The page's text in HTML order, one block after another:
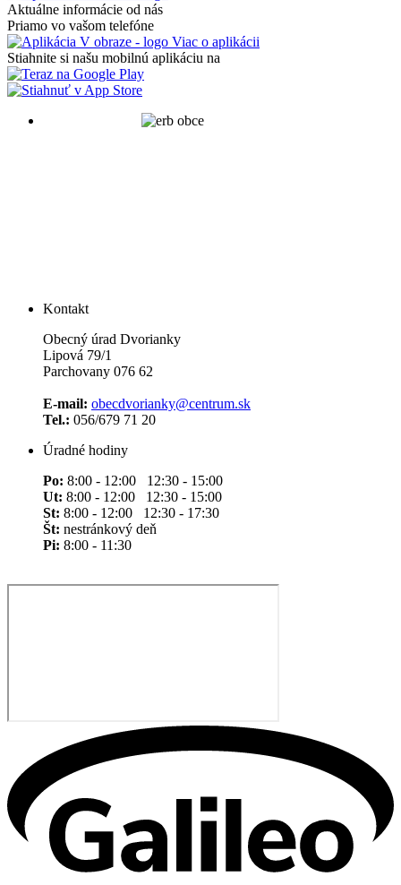
Aktuálne informácie od nás
Priamo vo vašom telefóne
Viac o aplikácii
Stiahnite si našu mobilnú aplikáciu na
Kontakt
Obecný úrad Dvorianky
Lipová 79/1
Parchovany 076 62
E-mail: obecdvorianky@centrum.sk
Tel.: 056/679 71 20
Úradné hodiny
Po: 8:00 - 12:00 12:30 - 15:00
Ut: 8:00 - 12:00 12:30 - 15:00
St: 8:00 - 12:00 12:30 - 17:30
Št: nestránkový deň
Pi: 8:00 - 11:30